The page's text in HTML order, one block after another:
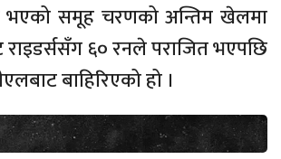
भएको समूह चरणको अन्तिम खेलमा
६० रनले पराजित भएपछि
बाहिरिएको हो ।